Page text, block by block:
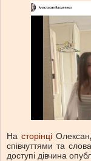
Насторінці
співчуттями та
доступі дівчина